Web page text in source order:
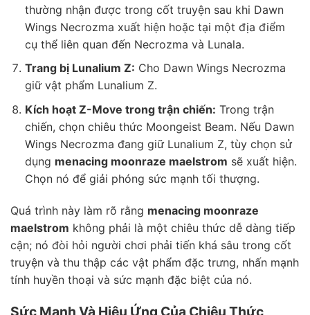
thường nhận được trong cốt truyện sau khi Dawn
Wings Necrozma xuất hiện hoặc tại một địa điểm
cụ thể liên quan đến Necrozma và Lunala.
Trang bị Lunalium Z: Cho Dawn Wings Necrozma
giữ vật phẩm Lunalium Z.
Kích hoạt Z-Move trong trận chiến: Trong trận
chiến, chọn chiêu thức Moongeist Beam. Nếu Dawn
Wings Necrozma đang giữ Lunalium Z, tùy chọn sử
dụng menacing moonraze maelstrom sẽ xuất hiện.
Chọn nó để giải phóng sức mạnh tối thượng.
Quá trình này làm rõ rằng menacing moonraze
maelstrom không phải là một chiêu thức dễ dàng tiếp
cận; nó đòi hỏi người chơi phải tiến khá sâu trong cốt
truyện và thu thập các vật phẩm đặc trưng, nhấn mạnh
tính huyền thoại và sức mạnh đặc biệt của nó.
Sức Mạnh Và Hiệu Ứng Của Chiêu Thức